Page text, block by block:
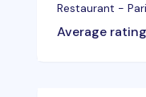
Restaurant -
Average